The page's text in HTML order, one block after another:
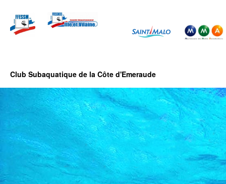
Club Subaquatique de la Côte d'Emeraude